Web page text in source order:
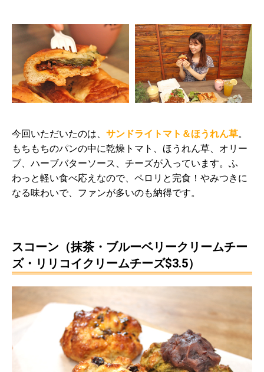
今回いただいたのは、 サンドライトマト＆ほうれん草。
もちもちのパンの中に乾燥トマト、ほうれん草、オリー
ブ、ハーブバターソース、チーズが入っています。ふ
わっと軽い食べ応えなので、ペロリと完食！やみつきに
なる味わいで、ファンが多いのも納得です。
スコーン（抹茶・ブルーベリークリームチー
ズ・リリコイクリームチーズ$3.5）